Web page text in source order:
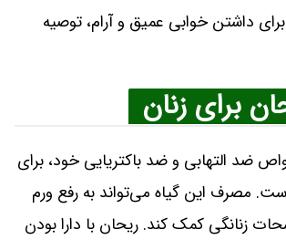
داشتن خوابی عمیق و آرام، توصیه
برای زنان
ضد التهابی و ضد باکتریایی خود، برای
مصرف این گیاه می‌تواند به رفع ورم
زنانگی کمک کند. ریحان با دارا بودن